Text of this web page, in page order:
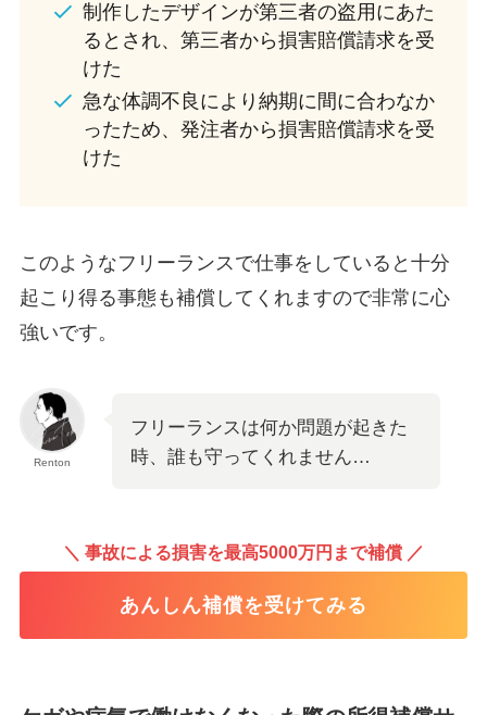
制作したデザインが第三者の盗用にあた
るとされ、第三者から損害賠償請求を受
けた
急な体調不良により納期に間に合わなか
ったため、発注者から損害賠償請求を受
けた
このようなフリーランスで仕事をしていると十分
起こり得る事態も補償してくれますので非常に心
強いです。
Renton
フリーランスは何か問題が起きた
時、誰も守ってくれません…
＼ 事故による損害を最高5000万円まで補償 ／
あんしん補償を受けてみる